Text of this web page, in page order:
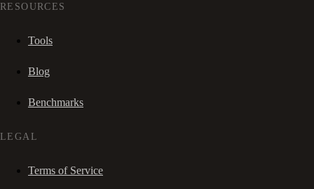
RESOURCES
Tools
Blog
Benchmarks
LEGAL
Terms of Service